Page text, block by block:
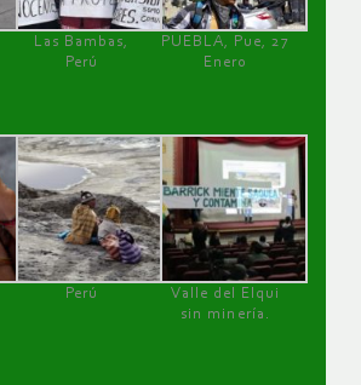
Las Bambas,
Perú
PUEBLA, Pue, 27
Enero
Perú
Valle del Elqui
sin minería.